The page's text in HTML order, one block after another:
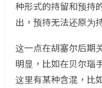
种形式的持留和预持
出，预持无法还原为
这一点在胡塞尔后期
明显，比如在贝尔瑙
这里有某种含混，比